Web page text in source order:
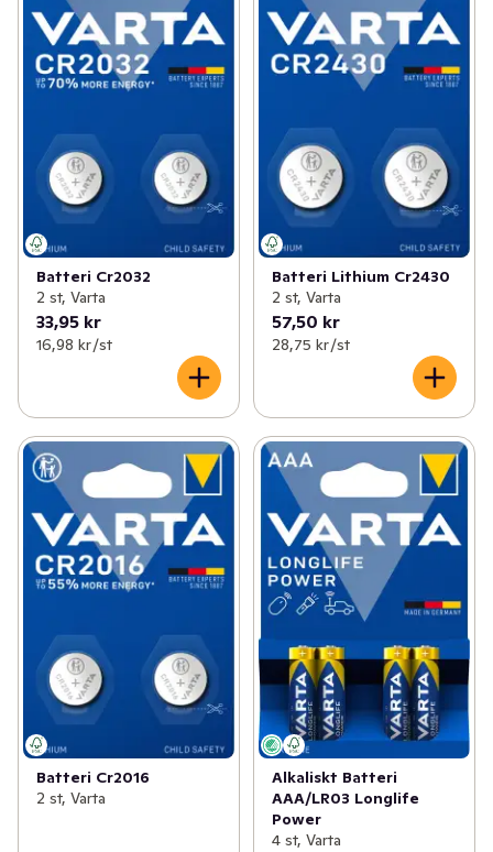
Batteri Cr2032
2 st, Varta
33,95 kr
16,98 kr /st
Batteri Lithium Cr2430
2 st, Varta
57,50 kr
28,75 kr /st
Batteri Cr2016
2 st, Varta
Alkaliskt Batteri
AAA/LR03 Longlife
Power
4 st, Varta